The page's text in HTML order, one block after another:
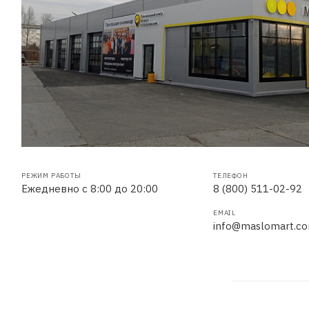
РЕЖИМ РАБОТЫ
Ежедневно с 8:00 до 20:00
ТЕЛЕФОН
8 (800) 511-02-92
EMAIL